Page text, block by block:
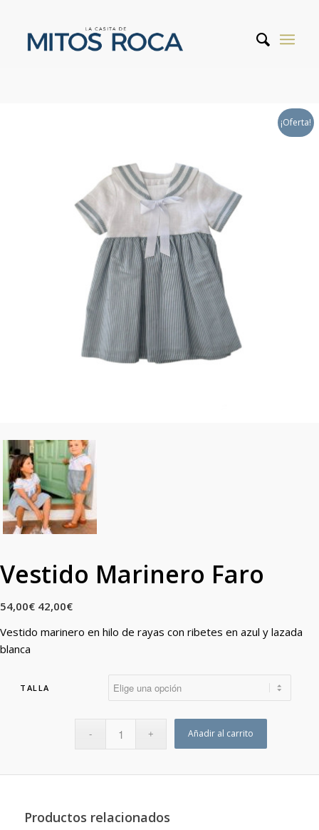
¡Oferta!
Vestido Marinero Faro
54,00€ 42,00€
Vestido marinero en hilo de rayas con ribetes en azul y lazada
blanca
TALLA
Añadir al carrito
Productos relacionados